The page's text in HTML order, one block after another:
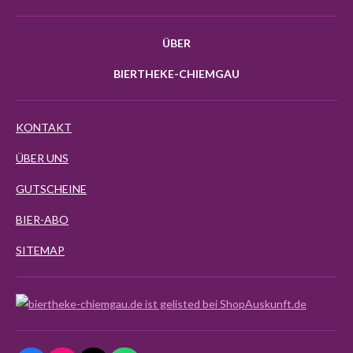
ÜBER
BIERTHEKE-CHIEMGAU
KONTAKT
ÜBER UNS
GUTSCHEINE
BIER-ABO
SITEMAP